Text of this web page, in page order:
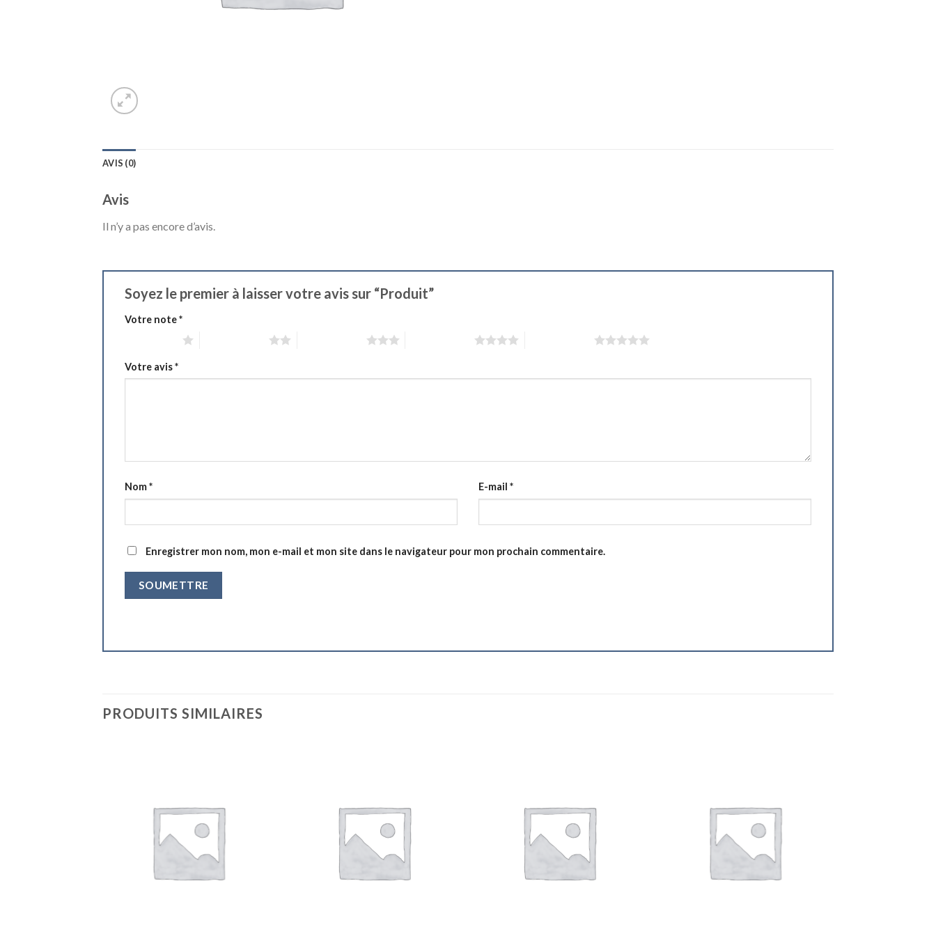
AVIS (0)
Avis
Il n’y a pas encore d’avis.
Soyez le premier à laisser votre avis sur “Produit”
Votre note*
Votre avis*
Nom* E-mail *
Enregistrer mon nom, mon e-mail et mon site dans le navigateur pour mon prochain commentaire.
PRODUITS SIMILAIRES